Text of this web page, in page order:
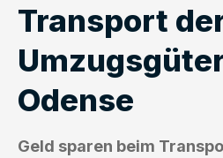
Transport
Odense
Geld sparen beim